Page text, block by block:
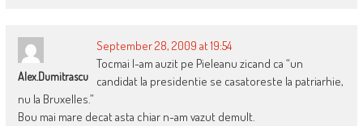
Alex.dumitrascu
September 28, 2009 at 19:54
Tocmai l-am auzit pe Pieleanu zicand ca “un
candidat la presidentie se casatoreste la patriarhie,
nu la Bruxelles.”
Bou mai mare decat asta chiar n-am vazut demult.